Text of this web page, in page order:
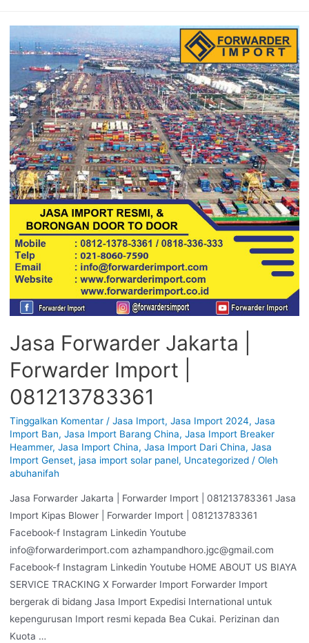
Jasa Forwarder Jakarta |
Forwarder Import |
081213783361
Tinggalkan Komentar / Jasa Import, Jasa Import 2024, Jasa
Import Ban, Jasa Import Barang China, Jasa Import Breaker
Heammer, Jasa Import China, Jasa Import Dari China, Jasa
Import Genset, jasa import solar panel, Uncategorized/ Oleh
abuhanifah
Jasa Forwarder Jakarta | Forwarder Import | 081213783361 Jasa
Import Kipas Blower | Forwarder Import | 081213783361
Facebook-f Instagram Linkedin Youtube
info@forwarderimport.com azhampandhoro.jgc@gmail.com
Facebook-f Instagram Linkedin Youtube HOME ABOUT US BIAYA
SERVICE TRACKING X Forwarder Import Forwarder Import
bergerak di bidang Jasa Import Expedisi International untuk
kepengurusan Import resmi kepada Bea Cukai. Perizinan dan
Kuota …